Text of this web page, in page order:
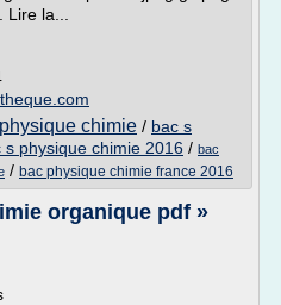
la...
chimie / bac s
s physique chimie 2016 / bac
/ bac physique chimie france 2016
organique pdf »